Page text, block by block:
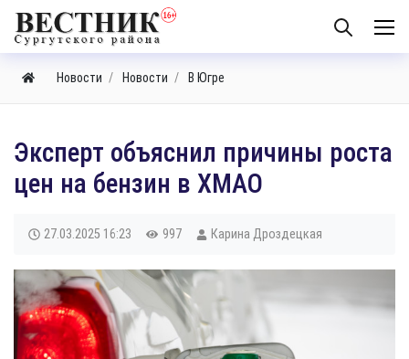
Новости Новости В Югре
Эксперт объяснил причины роста
цен на бензин в ХМАО
27.03.2025 16:23 997 Карина Дроздецкая